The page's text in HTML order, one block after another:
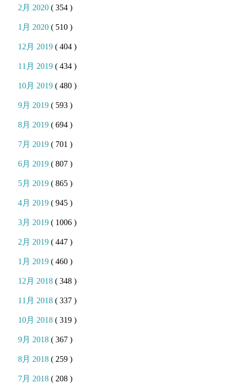
2月 2020( 354 )
1月 2020( 510 )
12月 2019( 404 )
11月 2019( 434 )
10月 2019( 480 )
9月 2019( 593 )
8月 2019( 694 )
7月 2019( 701 )
6月 2019( 807 )
5月 2019( 865 )
4月 2019( 945 )
3月 2019( 1006 )
2月 2019( 447 )
1月 2019( 460 )
12月 2018( 348 )
11月 2018( 337 )
10月 2018( 319 )
9月 2018( 367 )
8月 2018( 259 )
7月 2018( 208 )